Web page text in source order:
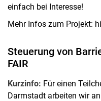
einfach bei Interesse!
Mehr Infos zum Projekt:
Steuerung von
FAIR
Kurzinfo: Für einen
Darmstadt arbeiten wir